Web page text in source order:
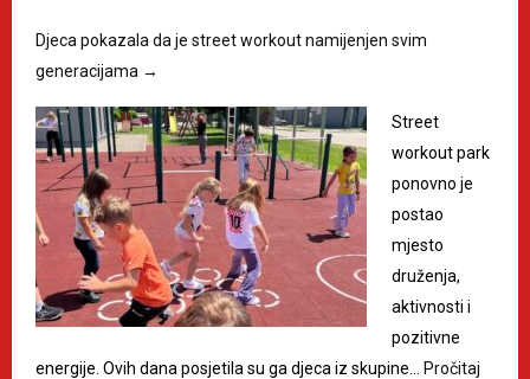
Djeca pokazala da je street workout namijenjen svim
generacijama →
Street
workout park
ponovno je
postao
mjesto
druženja,
aktivnosti i
pozitivne
energije. Ovih dana posjetila su ga djeca iz skupine… Pročitaj